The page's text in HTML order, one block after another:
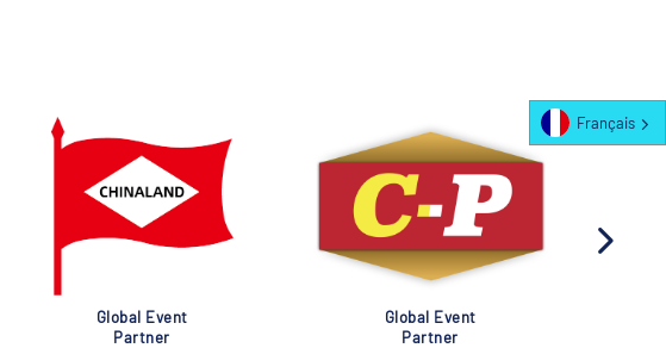
Global Event
Partner
Global Event
Partner
Français